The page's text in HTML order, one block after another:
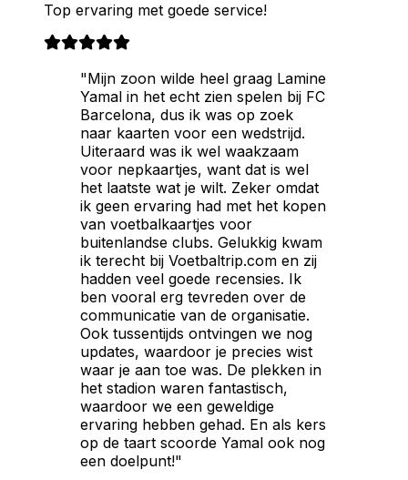
Top ervaring met goede service!
"Mijn zoon wilde heel graag Lamine
Yamal in het echt zien spelen bij FC
Barcelona, dus ik was op zoek
naar kaarten voor een wedstrijd.
Uiteraard was ik wel waakzaam
voor nepkaartjes, want dat is wel
het laatste wat je wilt. Zeker omdat
ik geen ervaring had met het kopen
van voetbalkaartjes voor
buitenlandse clubs. Gelukkig kwam
ik terecht bij Voetbaltrip.com en zij
hadden veel goede recensies. Ik
ben vooral erg tevreden over de
communicatie van de organisatie.
Ook tussentijds ontvingen we nog
updates, waardoor je precies wist
waar je aan toe was. De plekken in
het stadion waren fantastisch,
waardoor we een geweldige
ervaring hebben gehad. En als kers
op de taart scoorde Yamal ook nog
een doelpunt!"